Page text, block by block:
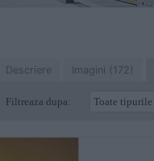
Descriere Imagini (172)
Filtreaza dupa: